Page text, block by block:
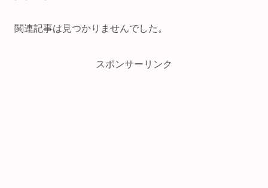
関連記事は見つかりませんでした。
スポンサーリンク